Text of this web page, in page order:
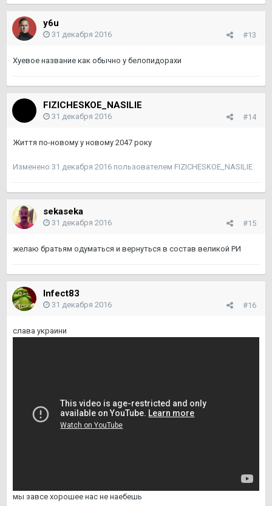
y6u
#13
31 декабря 2016
Хуевое название как обычно у белопидорахи
FIZICHESKOE_NASILIE
#14
31 декабря 2016
Життя по-новому у новому 2047 року
Изменено 31 декабря 2016 пользователем FIZICHESKOE_NASILIE
sekaseka
#15
31 декабря 2016
желаю братьям одуматься и вернуться в состав великой РИ
Infect83
#16
31 декабря 2016
слава украини
мы завсе хорошее нас не наебешь